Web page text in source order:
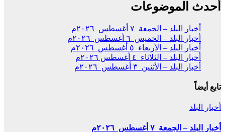
أحدث الموضوعات
أخبار البلد – الجمعة ٧ أغسطس ٢٠٢٦م
أخبار البلد – الخميس ٦ أغسطس ٢٠٢٦م
أخبار البلد – الأربعاء ٥ أغسطس ٢٠٢٦م
أخبار البلد – الثلاثاء ٤ أغسطس ٢٠٢٦م
أخبار البلد – الأثنين ٣ أغسطس ٢٠٢٦م
تابع أيضاً
أخبار البلد
أخبار البلد – الجمعة ٧ أغسطس ٢٠٢٦م